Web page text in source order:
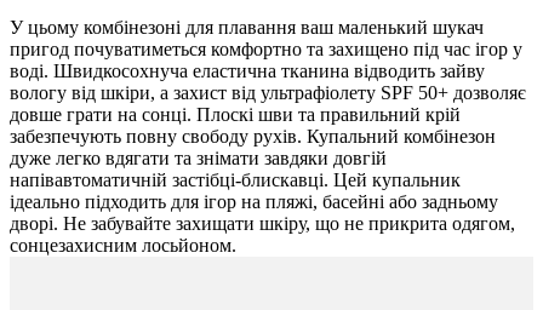
У цьому комбінезоні для плавання ваш маленький шукач
пригод почуватиметься комфортно та захищено під час ігор у
воді. Швидкосохнуча еластична тканина відводить зайву
вологу від шкіри, а захист від ультрафіолету SPF 50+ дозволяє
довше грати на сонці. Плоскі шви та правильний крій
забезпечують повну свободу рухів. Купальний комбінезон
дуже легко вдягати та знімати завдяки довгій
напівавтоматичній застібці-блискавці. Цей купальник
ідеально підходить для ігор на пляжі, басейні або задньому
дворі. Не забувайте захищати шкіру, що не прикрита одягом,
сонцезахисним лосьйоном.